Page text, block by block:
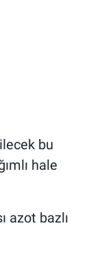
bu
hale
azot bazlı